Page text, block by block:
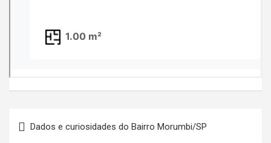
navigation
Dados e curiosidades do Bairro Morumbi/SP